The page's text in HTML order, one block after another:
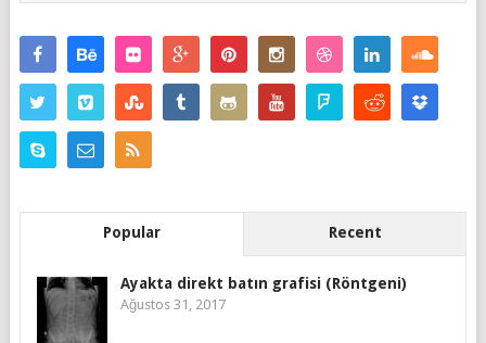
Popular Recent
Ayakta direkt batın grafisi (Röntgeni)
Ağustos 31, 2017